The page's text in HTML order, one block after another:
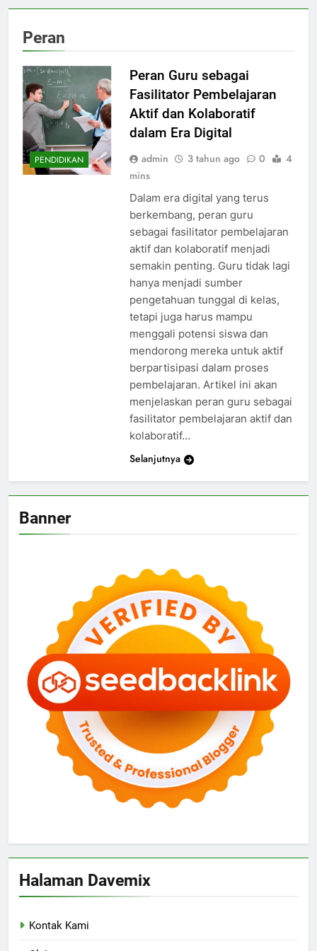
Peran
PENDIDIKAN
Peran Guru sebagai
Fasilitator Pembelajaran
Aktif dan Kolaboratif
dalam Era Digital
admin 3 tahun ago 0
4
mins
Dalam era digital yang terus
berkembang, peran guru
sebagai fasilitator pembelajaran
aktif dan kolaboratif menjadi
semakin penting. Guru tidak lagi
hanya menjadi sumber
pengetahuan tunggal di kelas,
tetapi juga harus mampu
menggali potensi siswa dan
mendorong mereka untuk aktif
berpartisipasi dalam proses
pembelajaran. Artikel ini akan
menjelaskan peran guru sebagai
fasilitator pembelajaran aktif dan
kolaboratif…
Selanjutnya
Banner
Halaman Davemix
Kontak Kami